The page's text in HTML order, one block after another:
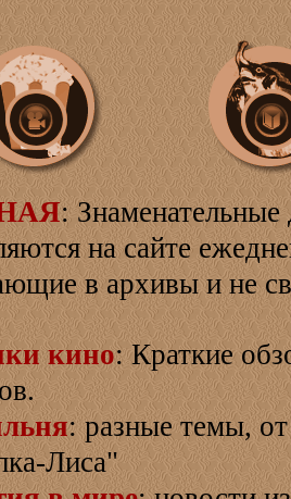
:
на сайте
в архивы и не
кино: Краткие
: разные темы,
Лиса"